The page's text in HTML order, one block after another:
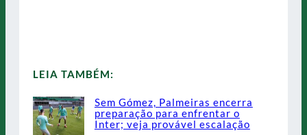
LEIA TAMBÉM:
Sem Gómez, Palmeiras encerra
preparação para enfrentar o
Inter; veja provável escalação